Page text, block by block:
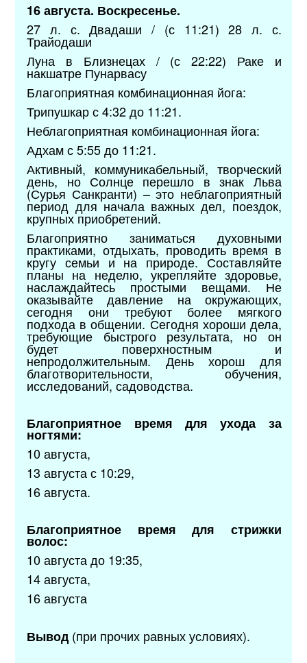
16 августа. Воскресенье.
27 л. с. Двадаши / (с 11:21) 28 л. с.
Трайодаши
Луна в Близнецах / (с 22:22) Раке и
накшатре Пунарвасу
Благоприятная комбинационная йога:
Трипушкар с 4:32 до 11:21.
Неблагоприятная комбинационная йога:
Адхам с 5:55 до 11:21.
Активный, коммуникабельный, творческий
день, но Солнце перешло в знак Льва
(Сурья Санкранти) – это неблагоприятный
период для начала важных дел, поездок,
крупных приобретений.
Благоприятно заниматься духовными
практиками, отдыхать, проводить время в
кругу семьи и на природе. Составляйте
планы на неделю, укрепляйте здоровье,
наслаждайтесь простыми вещами. Не
оказывайте давление на окружающих,
сегодня они требуют более мягкого
подхода в общении. Сегодня хороши дела,
требующие быстрого результата, но он
будет поверхностным и
непродолжительным. День хорош для
благотворительности, обучения,
исследований, садоводства.
Благоприятное время для ухода за
ногтями:
10 августа,
13 августа с 10:29,
16 августа.
Благоприятное время для стрижки
волос:
10 августа до 19:35,
14 августа,
16 августа
Вывод(при прочих равных условиях).